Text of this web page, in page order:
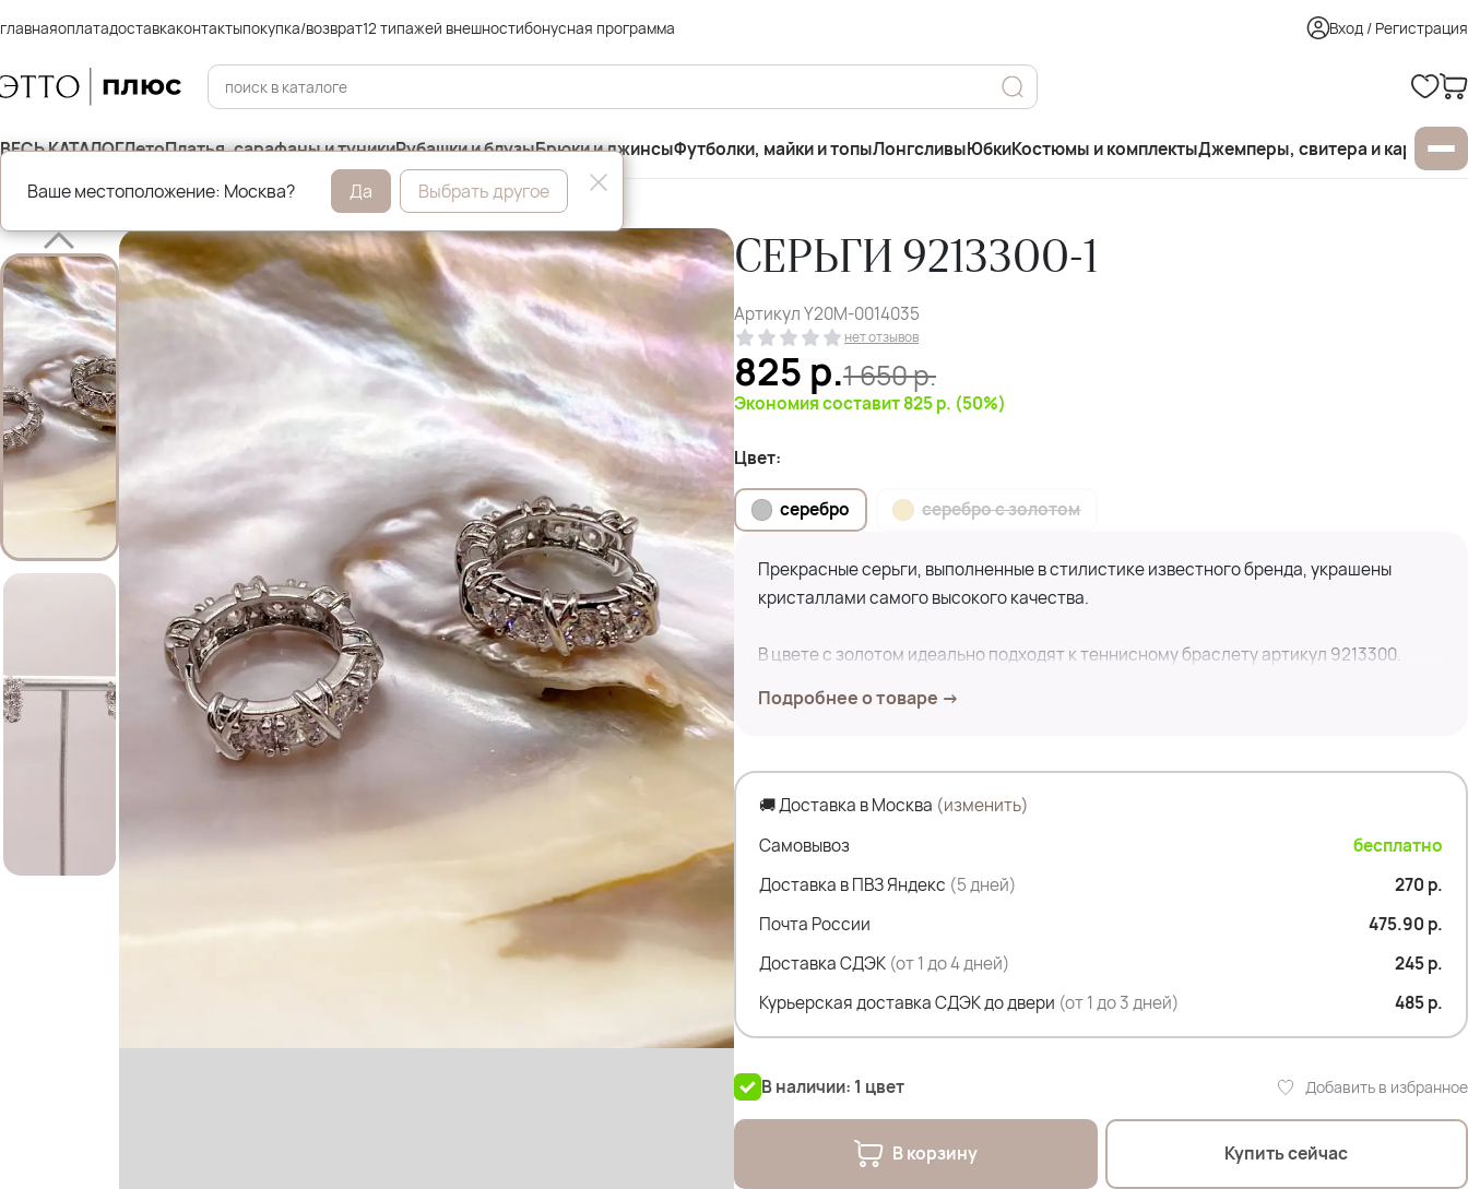
главнаяоплатадоставкаконтактыпокупка/возврат12 типажей внешностибонусная программа Вход / Регистрация
ВЕСЬ КАТАЛОГЛетоПлатья, сарафаны и туникиРубашки и блузыБрюки и джинсыФутболки, майки и топыЛонгсливыЮбкиКостюмы и комплектыДжемперы, свитера и
Главная Бижутерия
СЕРЬГИ 9213300-1
АртикулY20M-0014035
нет отзывов
825 р.1 650р.
Экономия составит 825 р. (50%)
Цвет:
серебро серебро с золотом
Прекрасные серьги, выполненные в стилистике известного бренда, украшены
кристаллами самого высокого качества.
В цвете с золотом идеально подходят к теннисному браслету артикул 9213300.
Подробнее о товаре →
🚚 Доставка в Москва (изменить)
Самовывоз
бесплатно
Доставка в ПВЗ Яндекс (5 дней)
270 р.
Почта России
475.90 р.
Доставка СДЭК (от 1 до 4 дней)
245 р.
Курьерская доставка СДЭК до двери (от 1 до 3 дней) 485 р.
В наличии: 1 цвет Добавить в избранное
В корзину Купить сейчас
Ваше местоположение: Москва? Да Выбрать другое